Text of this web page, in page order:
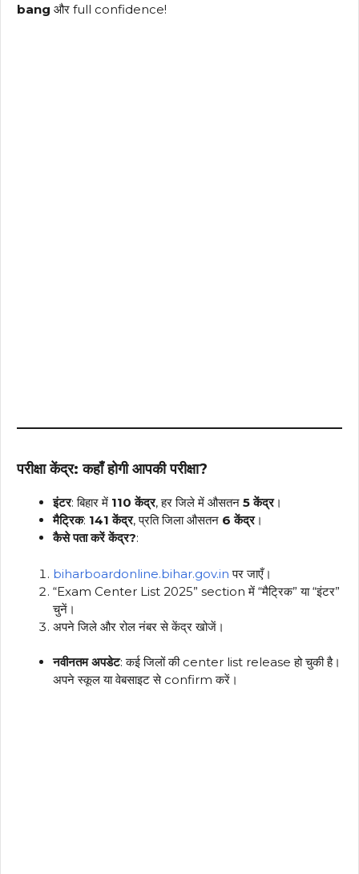
bang और full confidence!
परीक्षा केंद्र: कहाँ होगी आपकी परीक्षा?
इंटर: बिहार में 110 केंद्र, हर जिले में औसतन 5 केंद्र।
मैट्रिक: 141 केंद्र, प्रति जिला औसतन 6 केंद्र।
कैसे पता करें केंद्र?:
biharboardonline.bihar.gov.in पर जाएँ।
“Exam Center List 2025” section में “मैट्रिक” या “इंटर”
चुनें।
अपने जिले और रोल नंबर से केंद्र खोजें।
नवीनतम अपडेट: कई जिलों की center list release हो चुकी है।
अपने स्कूल या वेबसाइट से confirm करें।